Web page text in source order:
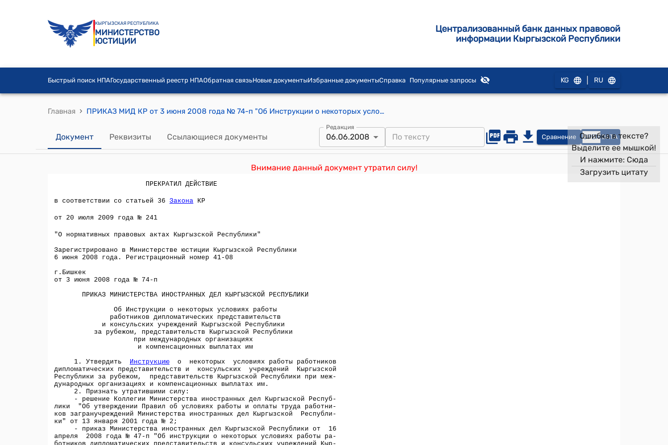
КЫРГЫЗСКАЯ РЕСПУБЛИКА
МИНИСТЕРСТВО
ЮСТИЦИИ
Централизованный банк данных правовой
информации Кыргызской Республики
Быстрый поиск НПАГосударственный реестр НПАОбратная связьНовые документыИзбранные документыСправка Популярные запросы KG RU
Главная › ПРИКАЗ МИД КР от 3 июня 2008 года № 74-п "Об Инструкции о некоторых условиях работы работников дипломатических представительств и консульских учреждений Кыргызской Республики за рубежом, представительств Кыргызской Республики при международных организациях и компенсационных выплатах им"
Документ Реквизиты Ссылающиеся документы
Редакция
06.06.2008 Сравнение OPEN DATA
Внимание данный документ утратил силу!
Ошибка в тексте?
Выделите ее мышкой!
И нажмите: Сюда
Загрузить цитату